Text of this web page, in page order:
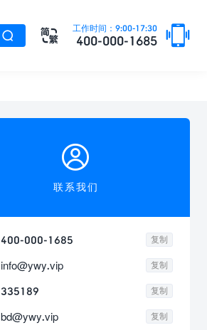
工作时间：9:00-17:30
400-000-1685 



联系我们
400-000-1685 复制
info@ywy.vip 复制
335189 复制
bd@ywy.vip 复制